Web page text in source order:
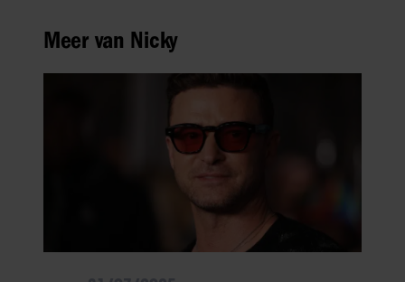
Meer van Nicky